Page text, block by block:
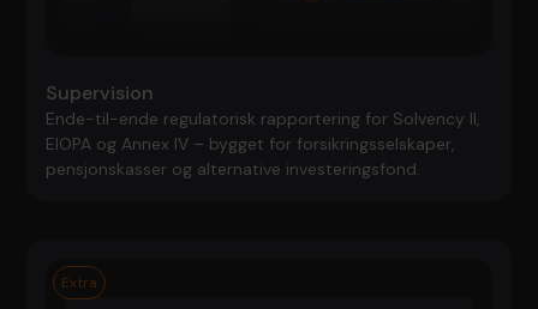
Supervision
Ende-til-ende regulatorisk rapportering for Solvency II,
EIOPA og Annex IV – bygget for forsikringsselskaper,
pensjonskasser og alternative investeringsfond.
Extra